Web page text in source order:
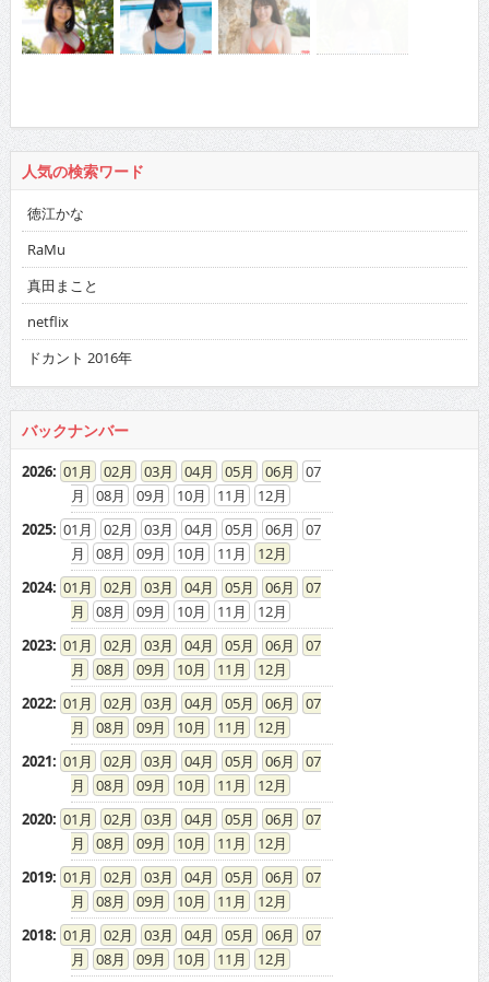
人気の検索ワード
徳江かな
RaMu
真田まこと
netflix
ドカント 2016年
バックナンバー
2026: 01 02 03 04 05 06
07
08
09 10 11
12
2025: 01 02 03 04 05 06
07
08
09 10 11
12
2024: 01 02 03 04 05 06
07
08
09 10 11
12
2023: 01 02 03 04 05 06
07
08
09 10 11
12
2022: 01 02 03 04 05 06
07
08
09 10 11
12
2021: 01 02 03 04 05 06
07
08
09 10 11
12
2020: 01 02 03 04 05 06
07
08
09 10 11
12
2019: 01 02 03 04 05 06
07
08
09 10 11
12
2018: 01 02 03 04 05 06
07
08
09 10 11
12